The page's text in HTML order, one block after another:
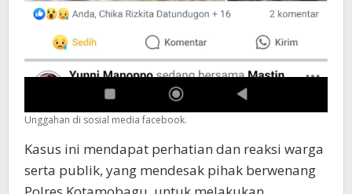
Unggahan di sosial media facebook.
Kasus ini mendapat perhatian dan reaksi warga
serta publik, yang mendesak pihak berwenang